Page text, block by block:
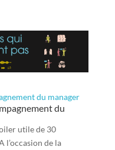
du manager
du
utile de 30
l’occasion de la